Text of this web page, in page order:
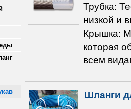
Трубка:
низкой и
Крышка:
которая
всем
Шланги